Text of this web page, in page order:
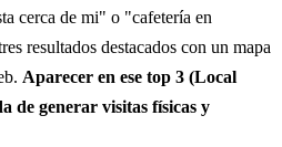
cerca de mi" o "cafetería en
resultados destacados con un mapa
Aparecer en ese top 3 (Local
de generar visitas físicas y